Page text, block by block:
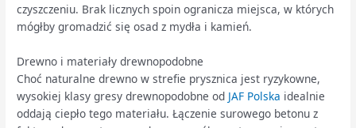
czyszczeniu. Brak licznych spoin ogranicza miejsca, w których
mógłby gromadzić się osad z mydła i kamień.
Drewno i materiały drewnopodobne
Choć naturalne drewno w strefie prysznica jest ryzykowne,
wysokiej klasy gresy drewnopodobne od JAF Polska idealnie
oddają ciepło tego materiału. Łączenie surowego betonu z